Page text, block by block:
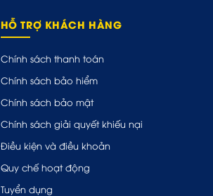
HỖ TRỢ KHÁCH HÀNG
Chính sách thanh toán
Chính sách bảo hiểm
Chính sách bảo mật
Chính sách giải quyết khiếu nại
Điều kiện và điều khoản
Quy chế hoạt động
Tuyển dụng